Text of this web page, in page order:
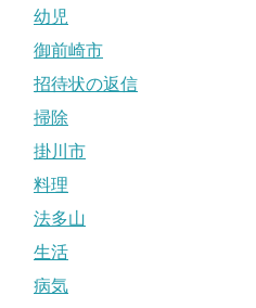
幼児
御前崎市
招待状の返信
掃除
掛川市
料理
法多山
生活
病気